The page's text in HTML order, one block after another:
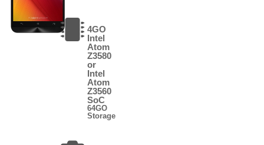
4GO
Intel
Atom
Z3580
or
Intel
Atom
Z3560
SoC
64GO
Storage